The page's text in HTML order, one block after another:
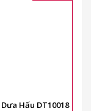
Hấu DT10018